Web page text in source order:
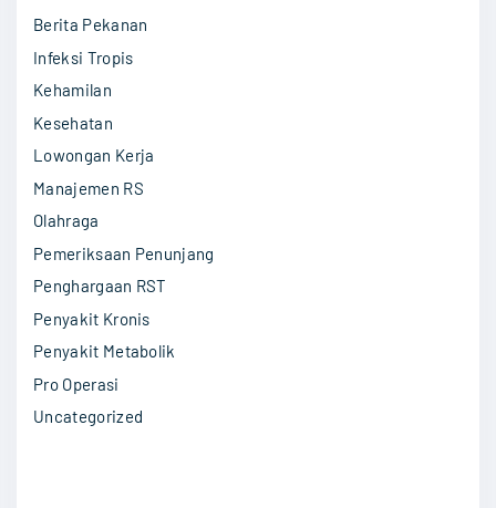
Berita Pekanan
Infeksi Tropis
Kehamilan
Kesehatan
Lowongan Kerja
Manajemen RS
Olahraga
Pemeriksaan Penunjang
Penghargaan RST
Penyakit Kronis
Penyakit Metabolik
Pro Operasi
Uncategorized